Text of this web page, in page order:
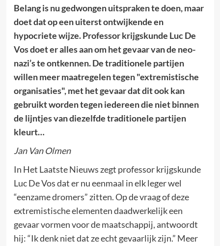
Belang is nu gedwongen uitspraken te doen, maar
doet dat op een uiterst ontwijkende en
hypocriete wijze. Professor krijgskunde Luc De
Vos doet er alles aan om het gevaar van de neo-
nazi’s te ontkennen. De traditionele partijen
willen meer maatregelen tegen "extremistische
organisaties", met het gevaar dat dit ook kan
gebruikt worden tegen iedereen die niet binnen
de lijntjes van diezelfde traditionele partijen
kleurt…
Jan Van Olmen
In Het Laatste Nieuws zegt professor krijgskunde
Luc De Vos dat er nu eenmaal in elk leger wel
“eenzame dromers” zitten. Op de vraag of deze
extremistische elementen daadwerkelijk een
gevaar vormen voor de maatschappij, antwoordt
hij: “Ik denk niet dat ze echt gevaarlijk zijn.” Meer